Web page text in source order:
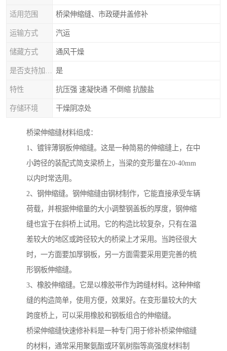
适用范围 桥梁伸缩缝、市政硬井盖修补
运输方式 汽运
储藏方式 通风干燥
是
特性 抗压强 速凝快通 不倒缩 抗酸盐
存储环境 干燥阴凉处
桥梁伸缩缝材料组成：
1、镀锌薄钢板伸缩缝。这是一种简易的伸缩缝上，在中
小跨径的装配式简支梁桥上，当梁的变形量在20-40mm
以内时常选用。
2、钢伸缩缝。钢伸缩缝由钢材制作，它能直接承受车辆
荷载，并根据伸缩量的大小调整钢盖板的厚度，钢伸缩
缝也宜于在斜桥上试用。它的构造比较复杂，只有在温
差较大的地区或跨径较大的桥梁上才采用。当跨径很大
时，一方面要加厚钢板，另一方面需要采用更完善的梳
形钢板伸缩缝。
3、橡胶伸缩缝。它是以橡胶带作为跨缝材料。这种伸缩
缝的构造简单，使用方便，效果好。在变形量较大的大
跨度桥上，可以采用橡胶和钢板组合的伸缩缝。
桥梁伸缩缝快速修补料是一种专门用于修补桥梁伸缩缝
的材料，通常采用聚氨酯或环氧树脂等高强度材料制